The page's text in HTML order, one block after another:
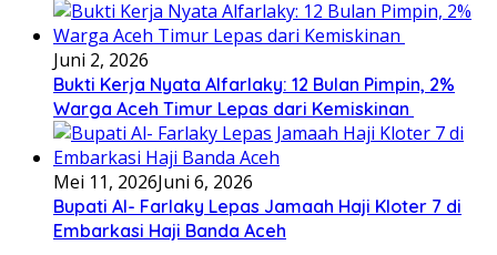
Juni 2, 2026
Bukti Kerja Nyata Alfarlaky: 12 Bulan Pimpin, 2%
Warga Aceh Timur Lepas dari Kemiskinan ‎
Mei 11, 2026Juni 6, 2026
Bupati Al- Farlaky Lepas Jamaah Haji Kloter 7 di
Embarkasi Haji Banda Aceh